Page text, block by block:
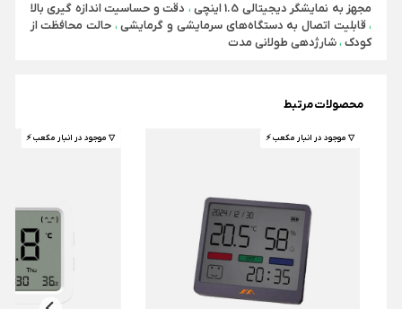
مجهز به نمایشگر دیجیتالی 1.5 اینچی ، دقت و حساسیت اندازه گیری بالا
،قابلیت اتصال به دستگاه‌های سرمایشی و گرمایشی ، حالت محافظت از
کودک ،شارژدهی طولانی مدت
محصولات مرتبط
▽ موجود در انبار مکعب ⚡️ ▽ موجود در انبار مکعب ⚡️